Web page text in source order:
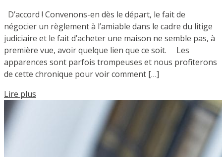
D’accord ! Convenons-en dès le départ, le fait de
négocier un règlement à l’amiable dans le cadre du litige
judiciaire et le fait d’acheter une maison ne semble pas, à
première vue, avoir quelque lien que ce soit. Les
apparences sont parfois trompeuses et nous profiterons
de cette chronique pour voir comment […]
Lire plus